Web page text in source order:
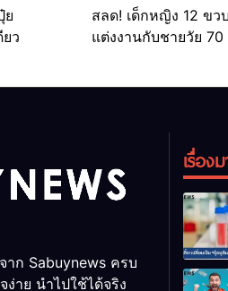
ย
ว
สลด! เด็กหญิง 12 ขว
แต่งงานกับชายวัย 70
าก Sabuynews ครบ
ง่าย นำไปใช้ได้จริง
เรื่อง